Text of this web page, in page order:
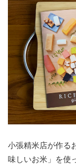
小張精米店が作る
味しいお米」を使